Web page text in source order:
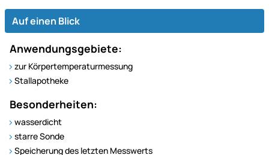
Auf einen Blick
Anwendungsgebiete:
zur Körpertemperaturmessung
Stallapotheke
Besonderheiten:
wasserdicht
starre Sonde
Speicherung des letzten Messwerts